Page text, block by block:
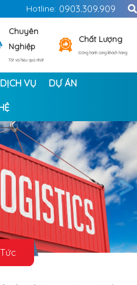
Hotline: 0903.309.909
Chuyên
Nghiệp
Tốt và hiệu quả nhất
Chất Lượng
Đồng hành cùng khách hàng
DỊCH VỤ DỰ ÁN
>